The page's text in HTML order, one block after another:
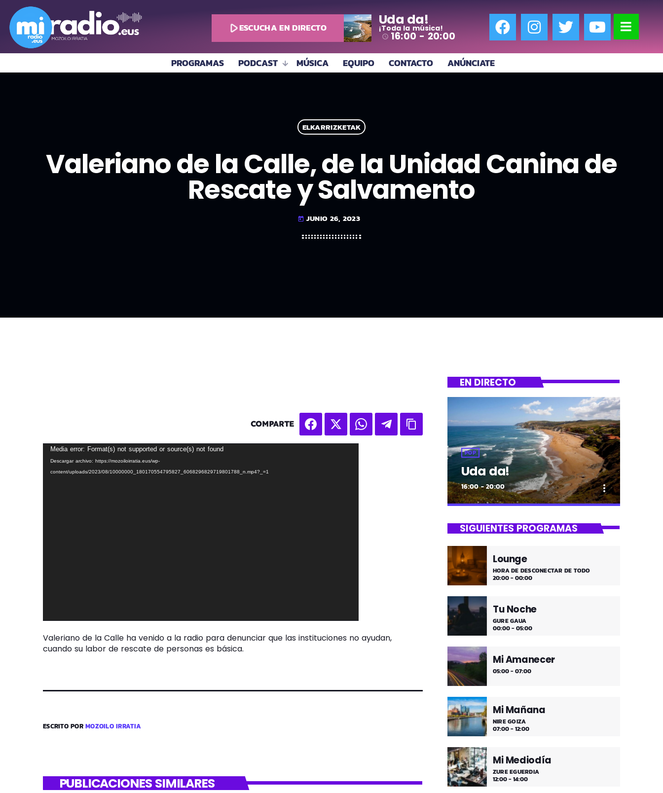
play_arrowESCUCHA EN DIRECTO Uda da!
¡Toda la música!
access_time 16:00 - 20:00
PROGRAMAS PODCAST MÚSICA EQUIPO CONTACTO ANÚNCIATE
ELKARRIZKETAK
Valeriano de la Calle, de la Unidad Canina de
Rescate y Salvamento
today JUNIO 26, 2023
COMPARTE
e
o
Media error: Format(s) not supported or source(s) not found
Descargar archivo: https://mozoiloirratia.eus/wp-
content/uploads/2023/08/10000000_180170554795827_6068296829719801788_n.mp4?_=1
Valeriano de la Calle ha venido a la radio para denunciar que las instituciones no ayudan,
cuando su labor de rescate de personas es básica.
ESCRITO PORMOZOILO IRRATIA
PUBLICACIONES SIMILARES
EN DIRECTO
POP
Uda da!
16:00 - 20:00 more_vert
Uda da!
¡Toda la música!
SIGUIENTES PROGRAMAS
Lounge
HORA DE DESCONECTAR DE TODO
20:00 - 00:00
Tu Noche
GURE GAUA
00:00 - 05:00
Mi Amanecer
05:00 - 07:00
Mi Mañana
NIRE GOIZA
07:00 - 12:00
Mi Mediodía
ZURE EGUERDIA
12:00 - 14:00